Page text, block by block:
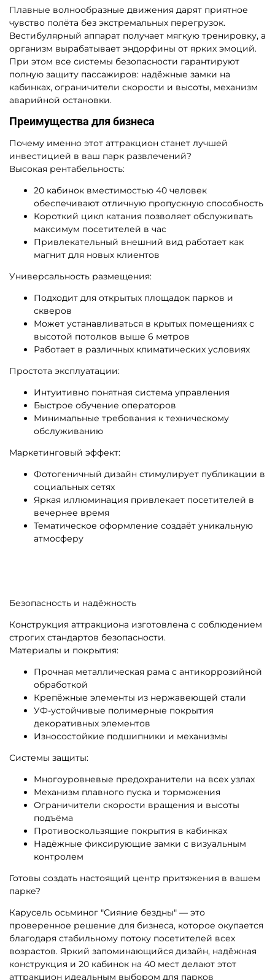
Плавные волнообразные движения дарят приятное
чувство полёта без экстремальных перегрузок.
Вестибулярный аппарат получает мягкую тренировку, а
организм вырабатывает эндорфины от ярких эмоций.
При этом все системы безопасности гарантируют
полную защиту пассажиров: надёжные замки на
кабинках, ограничители скорости и высоты, механизм
аварийной остановки.
Преимущества для бизнеса
Почему именно этот аттракцион станет лучшей
инвестицией в ваш парк развлечений?
Высокая рентабельность:
20 кабинок вместимостью 40 человек
обеспечивают отличную пропускную способность
Короткий цикл катания позволяет обслуживать
максимум посетителей в час
Привлекательный внешний вид работает как
магнит для новых клиентов
Универсальность размещения:
Подходит для открытых площадок парков и
скверов
Может устанавливаться в крытых помещениях с
высотой потолков выше 6 метров
Работает в различных климатических условиях
Простота эксплуатации:
Интуитивно понятная система управления
Быстрое обучение операторов
Минимальные требования к техническому
обслуживанию
Маркетинговый эффект:
Фотогеничный дизайн стимулирует публикации в
социальных сетях
Яркая иллюминация привлекает посетителей в
вечернее время
Тематическое оформление создаёт уникальную
атмосферу
Безопасность и надёжность
Конструкция аттракциона изготовлена с соблюдением
строгих стандартов безопасности.
Материалы и покрытия:
Прочная металлическая рама с антикоррозийной
обработкой
Крепёжные элементы из нержавеющей стали
УФ-устойчивые полимерные покрытия
декоративных элементов
Износостойкие подшипники и механизмы
Системы защиты:
Многоуровневые предохранители на всех узлах
Механизм плавного пуска и торможения
Ограничители скорости вращения и высоты
подъёма
Противоскользящие покрытия в кабинках
Надёжные фиксирующие замки с визуальным
контролем
Готовы создать настоящий центр притяжения в вашем
парке?
Карусель осьминог "Сияние бездны" — это
проверенное решение для бизнеса, которое окупается
благодаря стабильному потоку посетителей всех
возрастов. Яркий запоминающийся дизайн, надёжная
конструкция и 20 кабинок на 40 мест делают этот
аттракцион идеальным выбором для парков